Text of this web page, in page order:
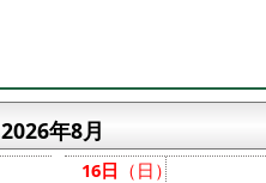
2026年8月
16日 （日）